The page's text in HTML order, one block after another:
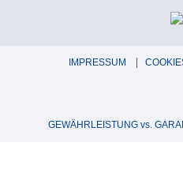
IMPRESSUM
GEWÄHRLEISTUNG vs.